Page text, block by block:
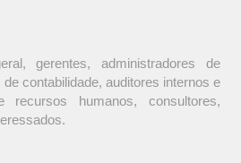
gerentes, administradores de
contabilidade, auditores internos e
recursos humanos, consultores,